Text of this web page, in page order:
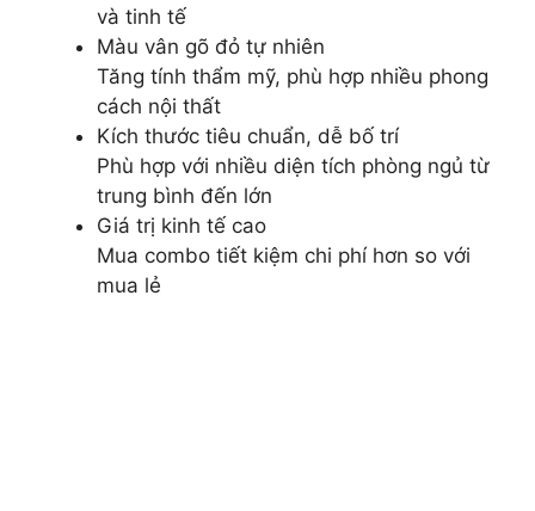
và tinh tế
Màu vân gõ đỏ tự nhiên
Tăng tính thẩm mỹ, phù hợp nhiều phong
cách nội thất
Kích thước tiêu chuẩn, dễ bố trí
Phù hợp với nhiều diện tích phòng ngủ từ
trung bình đến lớn
Giá trị kinh tế cao
Mua combo tiết kiệm chi phí hơn so với
mua lẻ